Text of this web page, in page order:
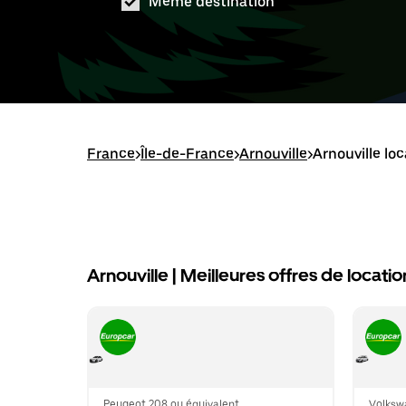
France>Île-de-France>Arnouville>Arnouville
Arnouville | Meilleures offres de